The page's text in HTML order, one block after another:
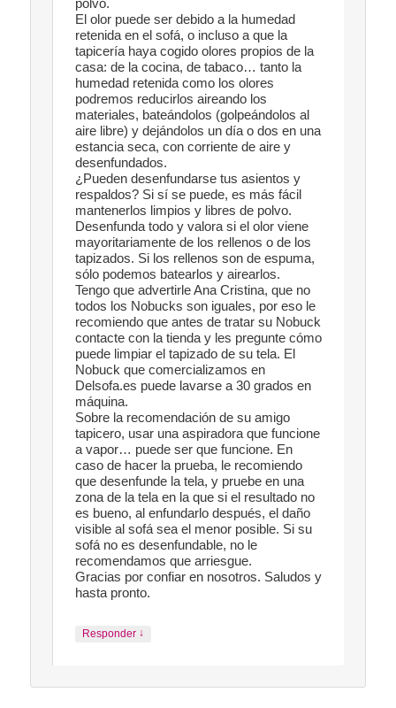
El olor puede ser debido a la humedad
retenida en el sofá, o incluso a que la
tapicería haya cogido olores propios de la
casa: de la cocina, de tabaco… tanto la
humedad retenida como los olores
podremos reducirlos aireando los
materiales, bateándolos (golpeándolos al
aire libre) y dejándolos un día o dos en una
estancia seca, con corriente de aire y
desenfundados.
¿Pueden desenfundarse tus asientos y
respaldos? Si sí se puede, es más fácil
mantenerlos limpios y libres de polvo.
Desenfunda todo y valora si el olor viene
mayoritariamente de los rellenos o de los
tapizados. Si los rellenos son de espuma,
sólo podemos batearlos y airearlos.
Tengo que advertirle Ana Cristina, que no
todos los Nobucks son iguales, por eso le
recomiendo que antes de tratar su Nobuck
contacte con la tienda y les pregunte cómo
puede limpiar el tapizado de su tela. El
Nobuck que comercializamos en
Delsofa.es puede lavarse a 30 grados en
máquina.
Sobre la recomendación de su amigo
tapicero, usar una aspiradora que funcione
a vapor… puede ser que funcione. En
caso de hacer la prueba, le recomiendo
que desenfunde la tela, y pruebe en una
zona de la tela en la que si el resultado no
es bueno, al enfundarlo después, el daño
visible al sofá sea el menor posible. Si su
sofá no es desenfundable, no le
recomendamos que arriesgue.
Gracias por confiar en nosotros. Saludos y
hasta pronto.
Responder ↓